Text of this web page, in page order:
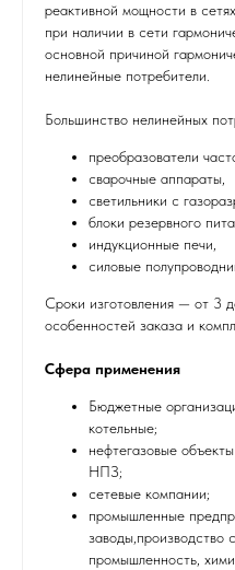
реактивной мощности в
при наличии в сети
основной причиной
нелинейные потребители.
Большинство нелинейных
преобразователи
сварочные аппараты,
светильники с
блоки резервного
индукционные печи,
силовые
Сроки изготовления — от 3
особенностей заказа и
Сфера применения
Бюджетные
котельные;
нефтегазовые
НПЗ;
сетевые компании;
промышленные
заводы,производство
промышленность,